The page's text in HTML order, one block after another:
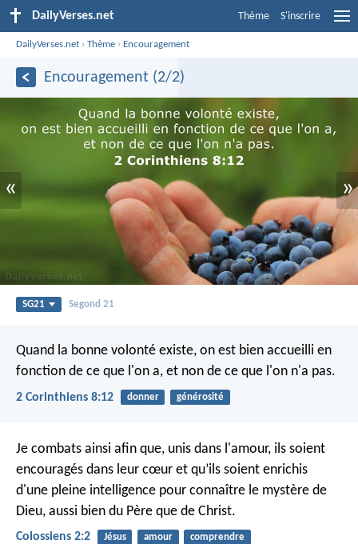
DailyVerses.net Thème S'inscrire
DailyVerses.net ›Thème › Encouragement
Encouragement (2/2)
« »
SG21 Segond 21
Quand la bonne volonté existe, on est bien accueilli en
fonction de ce que l'on a, et non de ce que l'on n'a pas.
2 Corinthiens 8:12 donner générosité
Je combats ainsi afin que, unis dans l'amour, ils soient
encouragés dans leur cœur et qu’ils soient enrichis
d'une pleine intelligence pour connaître le mystère de
Dieu, aussi bien du Père que de Christ.
Colossiens 2:2 Jésus amour comprendre